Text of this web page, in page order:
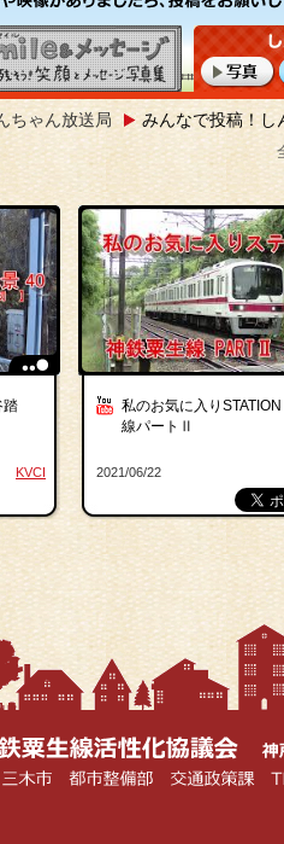
ちゃん放送局 みんなで投稿！し
踏
KVCI
私のお気に入り
線パートⅡ
2021/06/22